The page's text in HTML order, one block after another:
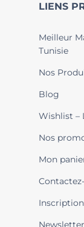
LIENS
Meilleur
Tunisie
Nos
Blog
Wishlist –
Nos
Mon
Newsletter